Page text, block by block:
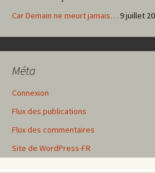
Car Demain ne meurt jamais… 9 juillet
Méta
Connexion
Flux des publications
Flux des commentaires
Site de WordPress-FR